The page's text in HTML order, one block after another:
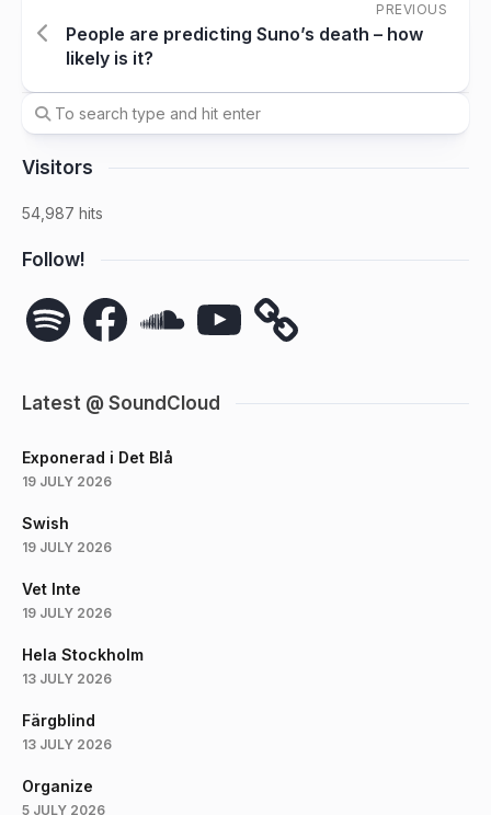
PREVIOUS
People are predicting Suno’s death – how
likely is it?
Visitors
54,987 hits
Follow!
Spotify FacebookSoundCloudYouTube
Latest @ SoundCloud
Exponerad i Det Blå
19 JULY 2026
Swish
19 JULY 2026
Vet Inte
19 JULY 2026
Hela Stockholm
13 JULY 2026
Färgblind
13 JULY 2026
Organize
5 JULY 2026